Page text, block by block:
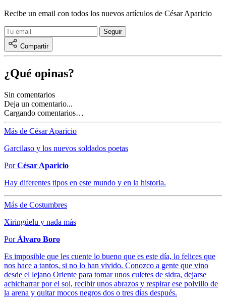
Recibe un email con todos los nuevos artículos de César Aparicio
Compartir
¿Qué opinas?
Sin comentarios
Deja un comentario...
Cargando comentarios…
Más de César Aparicio
Garcilaso y los nuevos soldados poetas
PorCésar Aparicio
Hay diferentes tipos en este mundo y en la historia.
Más de Costumbres
Xiringüelu y nada más
Por Álvaro Boro
Es imposible que les cuente lo bueno que es este día, lo felices que
nos hace a tantos, si no lo han vivido. Conozco a gente que vino
desde el lejano Oriente para tomar unos culetes de sidra, dejarse
achicharrar por el sol, recibir unos abrazos y respirar ese polvillo de
la arena y quitar mocos negros dos o tres días después.